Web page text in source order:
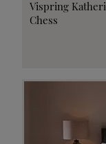
Vispring
Chess